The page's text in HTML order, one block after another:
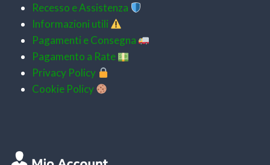
Recesso e Assistenza
Informazioni utili
Pagamenti eConsegna
Pagamento a Rate
Privacy Policy
Cookie Policy